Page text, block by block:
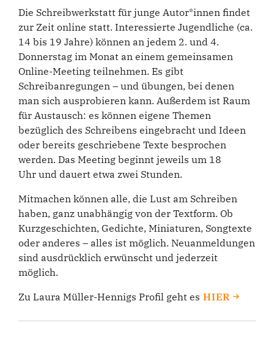
Die Schreibwerkstatt für junge Autor*innen findet
zur Zeit online statt. Interessierte Jugendliche (ca.
14 bis 19 Jahre) können an jedem 2. und 4.
Donnerstag im Monat an einem gemeinsamen
Online-Meeting teilnehmen. Es gibt
Schreibanregungen – und übungen, bei denen
man sich ausprobieren kann. Außerdem ist Raum
für Austausch: es können eigene Themen
bezüglich des Schreibens eingebracht und Ideen
oder bereits geschriebene Texte besprochen
werden. Das Meeting beginnt jeweils um 18
Uhr und dauert etwa zwei Stunden.
Mitmachen können alle, die Lust am Schreiben
haben, ganz unabhängig von der Textform. Ob
Kurzgeschichten, Gedichte, Miniaturen, Songtexte
oder anderes – alles ist möglich. Neuanmeldungen
sind ausdrücklich erwünscht und jederzeit
möglich.
Zu Laura Müller-Hennigs Profil geht es HIER